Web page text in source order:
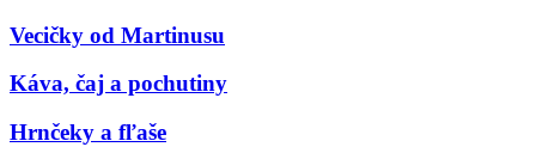
Vecičky od Martinusu
Káva, čaj a pochutiny
Hrnčeky a fľaše